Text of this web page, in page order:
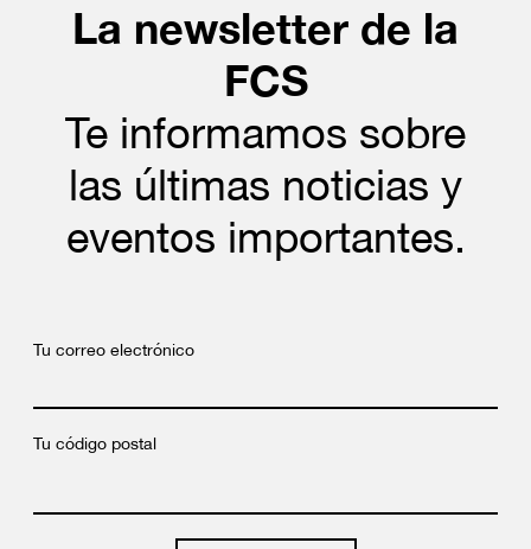
La newsletter de la
FCS
Te informamos sobre
las últimas noticias y
eventos importantes.
Tu correo electrónico
Tu código postal